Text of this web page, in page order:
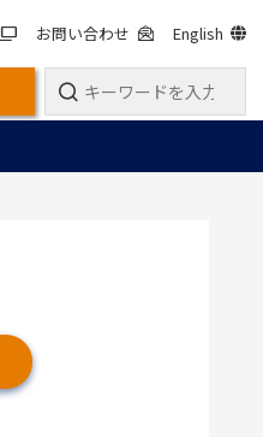
お問い合わせ English